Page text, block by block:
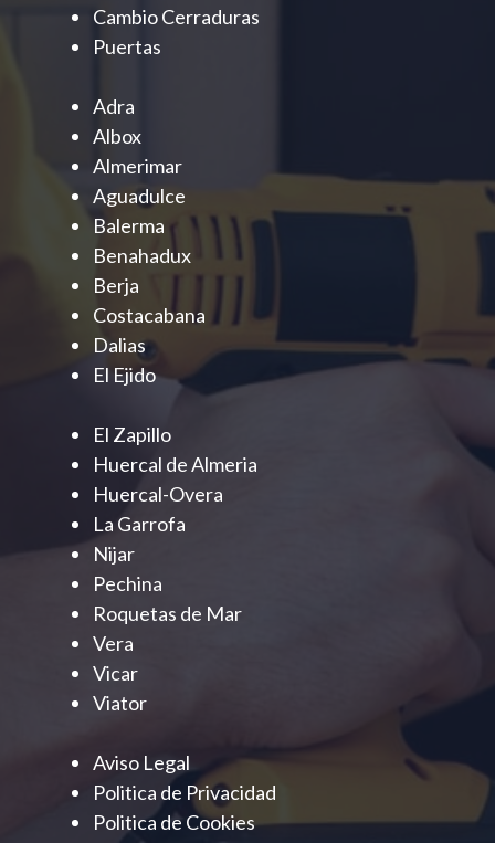
Cambio Cerraduras
Puertas
Adra
Albox
Almerimar
Aguadulce
Balerma
Benahadux
Berja
Costacabana
Dalias
El Ejido
El Zapillo
Huercal de Almeria
Huercal-Overa
La Garrofa
Nijar
Pechina
Roquetas de Mar
Vera
Vicar
Viator
Aviso Legal
Politica de Privacidad
Politica de Cookies